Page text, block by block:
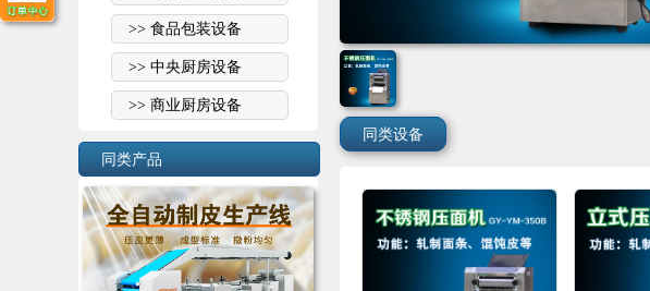
>> 食品包装设备
>> 中央厨房设备
>> 商业厨房设备
同类产品
同类设备